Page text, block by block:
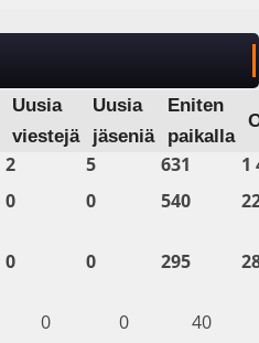
Uusia
viestejä
Uusia
jäseniä
Eniten
paikalla
2 5 631
1
0 0 540
0 0 295
0 0
40